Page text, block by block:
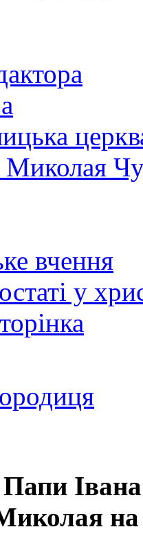
Миколая
вчення
у
Папи
на